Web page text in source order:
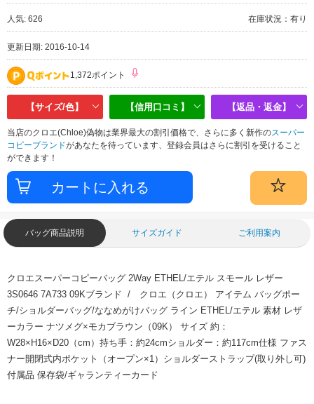
人気: 626 在庫状況：有り
更新日期: 2016-10-14
1,372ポイント
【サイズ/色】 【信用口コミ】 【返品・返金】
当店のクロエ(Chloe)偽物は業界最大の割引価格で、さらに多く新作のスーパー
コピーブランドがあなたを待っています、登録会員はさらに割引を受けること
ができます！
バッグ商品説明 サイズガイド ご利用案内
クロエスーパーコピーバッグ 2Way ETHEL/エテル スモール レザー
3S0646 7A733 09Kブランド / クロエ（クロエ） アイテム バッグポー
チ/ショルダーバッグ/ななめがけバッグ ライン ETHEL/エテル 素材 レザ
ーカラー ナツメグ×モカブラウン（09K） サイズ 約：
W28×H16×D20（cm）持ち手：約24cmショルダー：約117cm仕様 ファス
ナー開閉式内ポケット（オープン×1）ショルダーストラップ(取り外し可)
付属品 保存袋/ギャランティーカード